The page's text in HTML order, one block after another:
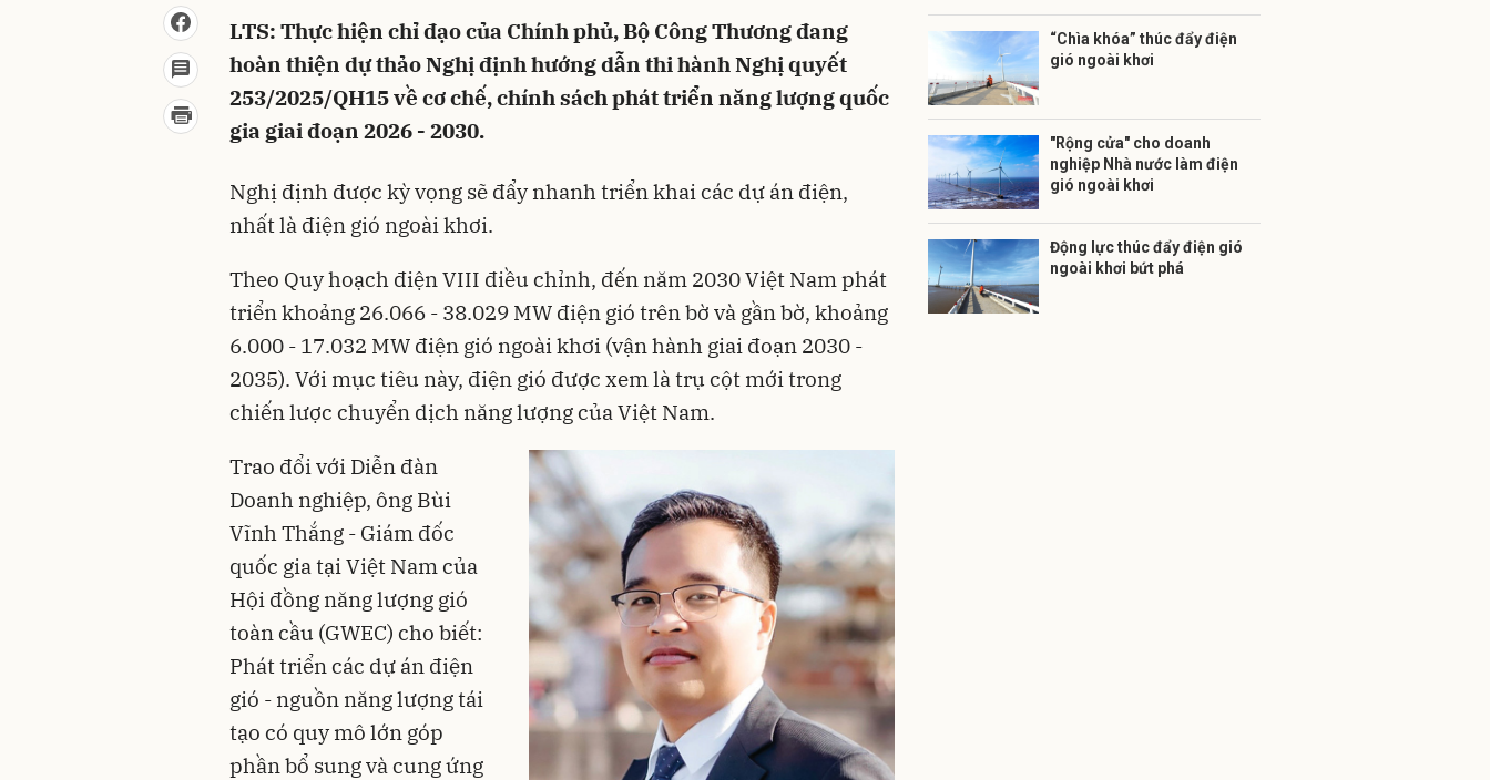
LTS: Thực hiện chỉ đạo của Chính phủ, Bộ Công Thương đang
hoàn thiện dự thảo Nghị định hướng dẫn thi hành Nghị quyết
253/2025/QH15 về cơ chế, chính sách phát triển năng lượng quốc
gia giai đoạn 2026 - 2030.
Nghị định được kỳ vọng sẽ đẩy nhanh triển khai các dự án điện,
nhất là điện gió ngoài khơi.
Theo Quy hoạch điện VIII điều chỉnh, đến năm 2030 Việt Nam phát
triển khoảng 26.066 - 38.029 MW điện gió trên bờ và gần bờ, khoảng
6.000 - 17.032 MW điện gió ngoài khơi (vận hành giai đoạn 2030 -
2035). Với mục tiêu này, điện gió được xem là trụ cột mới trong
chiến lược chuyển dịch năng lượng của Việt Nam.
Trao đổi với Diễn đàn
Doanh nghiệp, ông Bùi
Vĩnh Thắng - Giám đốc
quốc gia tại Việt Nam của
Hội đồng năng lượng gió
toàn cầu (GWEC) cho biết:
Phát triển các dự án điện
gió - nguồn năng lượng tái
tạo có quy mô lớn góp
phần bổ sung và cung ứng
“Chìa khóa” thúc đẩy điện
gió ngoài khơi
"Rộng cửa" cho doanh
nghiệp Nhà nước làm điện
gió ngoài khơi
Động lực thúc đẩy điện gió
ngoài khơi bứt phá